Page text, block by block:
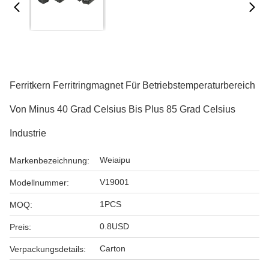
Ferritkern Ferritringmagnet Für Betriebstemperaturbereich
Von Minus 40 Grad Celsius Bis Plus 85 Grad Celsius
Industrie
Markenbezeichnung: Weiaipu
Modellnummer: V19001
MOQ: 1PCS
Preis: 0.8USD
Verpackungsdetails: Carton